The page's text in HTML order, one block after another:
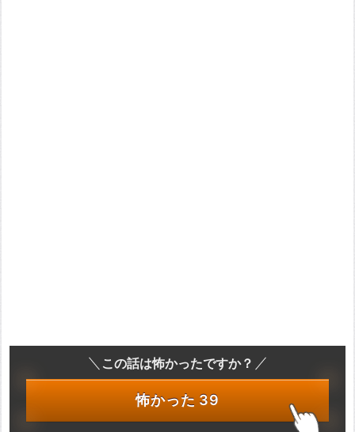
この話は怖かったですか？
怖かった 39